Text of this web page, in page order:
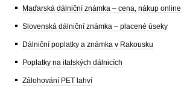
Maďarská dálniční známka – cena, nákup online
Slovenská dálniční známka – placené úseky
Dálniční poplatky a známka v Rakousku
Poplatky na italských dálnicích
Zálohování PET lahví